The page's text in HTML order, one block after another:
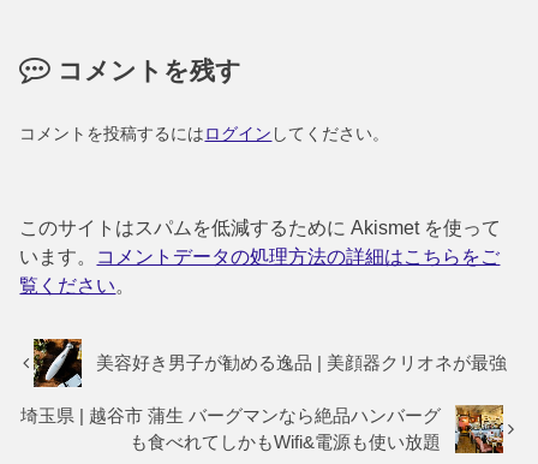
コメントを残す
コメントを投稿するにはログイン してください。
このサイトはスパムを低減するために Akismet を使って
います。 コメントデータの処理方法の詳細はこちらをご
覧ください。
美容好き男子が勧める逸品 | 美顔器クリオネが最強
埼玉県 | 越谷市 蒲生 バーグマンなら絶品ハンバーグ
も食べれてしかもWifi&電源も使い放題